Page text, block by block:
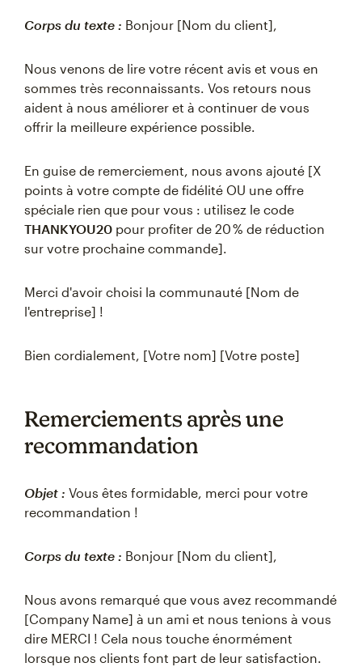
Corps du texte : Bonjour [Nom du client],
Nous venons de lire votre récent avis et vous en
sommes très reconnaissants. Vos retours nous
aident à nous améliorer et à continuer de vous
offrir la meilleure expérience possible.
En guise de remerciement, nous avons ajouté [X
points à votre compte de fidélité OU une offre
spéciale rien que pour vous : utilisez le code
THANKYOU20 pour profiter de 20 % de réduction
sur votre prochaine commande].
Merci d'avoir choisi la communauté [Nom de
l'entreprise] !
Bien cordialement, [Votre nom] [Votre poste]
Remerciements après une
recommandation
Objet : Vous êtes formidable, merci pour votre
recommandation !
Corps du texte : Bonjour [Nom du client],
Nous avons remarqué que vous avez recommandé
[Company Name] à un ami et nous tenions à vous
dire MERCI ! Cela nous touche énormément
lorsque nos clients font part de leur satisfaction.